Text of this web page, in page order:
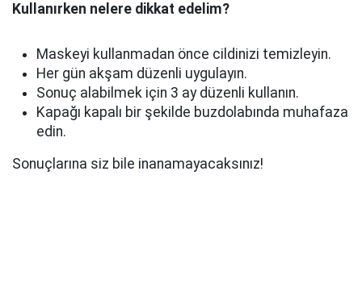
Kullanırken nelere dikkat edelim?
Maskeyi kullanmadan önce cildinizi temizleyin.
Her gün akşam düzenli uygulayın.
Sonuç alabilmek için 3 ay düzenli kullanın.
Kapağı kapalı bir şekilde buzdolabında muhafaza
edin.
Sonuçlarına siz bile inanamayacaksınız!